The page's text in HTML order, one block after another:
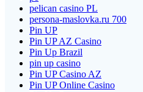
pelican casino PL
persona-maslovka.ru 700
Pin UP
Pin UP AZ Casino
Pin Up Brazil
pin up casino
Pin UP Casino AZ
Pin UP Online Casino